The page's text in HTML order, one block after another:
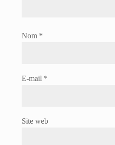
Nom *
E-mail *
Site web